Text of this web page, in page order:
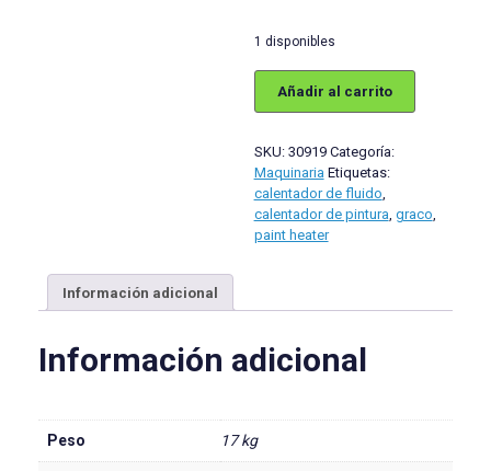
1 disponibles
245869
a
alta
presión
VISCON®
Añadir al carrito
SKU: 30919 Categoría:
Maquinaria Etiquetas:
calentador de fluido,
calentador de pintura, graco,
paint heater
Información adicional
Información adicional
Peso 17 kg